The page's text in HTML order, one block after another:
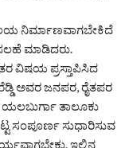
ನಿರ್ಮಾಣವಾಗಬೇಕಿದೆ
ಮಾಡಿದರು.
ವಿಷಯ ಪ್ರಸ್ತಾಪಿಸಿದ
ಅವರ ಜನಪರ, ರೈತಪರ
ತಾಲೂಕು
ಸಂಪೂರ್ಣ ಸುಧಾರಿಸುವ
ಇಲ್ಲಿನ